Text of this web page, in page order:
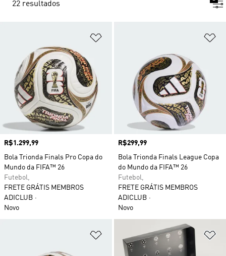
22 resultados
Preço
R$1.299,99
Bola Trionda Finals Pro Copa do
Mundo da FIFA™ 26
Futebol,
FRETE GRÁTIS MEMBROS
ADICLUB
Novo
Preço
R$299,99
Bola Trionda Finals League Copa
do Mundo da FIFA™ 26
Futebol,
FRETE GRÁTIS MEMBROS
ADICLUB
Novo
Adicionar à Lista de Desejos